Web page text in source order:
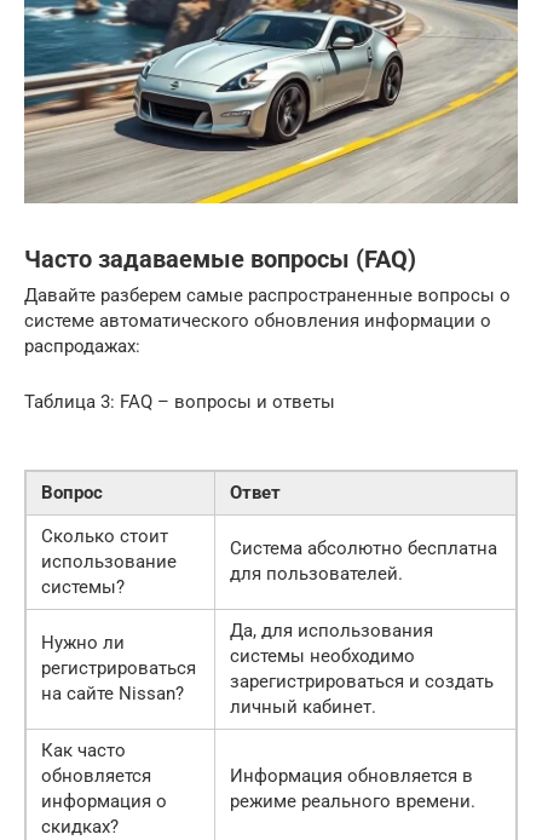
Часто задаваемые вопросы (FAQ)
Давайте разберем самые распространенные вопросы о
системе автоматического обновления информации о
распродажах:
Таблица 3: FAQ – вопросы и ответы
Вопрос
Ответ
Сколько стоит
использование
системы?
Система абсолютно бесплатна
для пользователей.
Нужно ли
регистрироваться
на сайте Nissan?
Да, для использования
системы необходимо
зарегистрироваться и создать
личный кабинет.
Как часто
обновляется
информация о
скидках?
Информация обновляется в
режиме реального времени.